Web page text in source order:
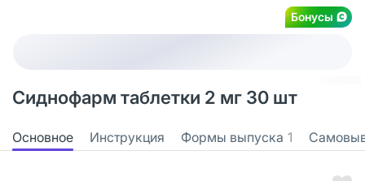
Бонусы
Сиднофарм таблетки 2 мг 30 шт
Основное Инструкция Формы выпуска 1